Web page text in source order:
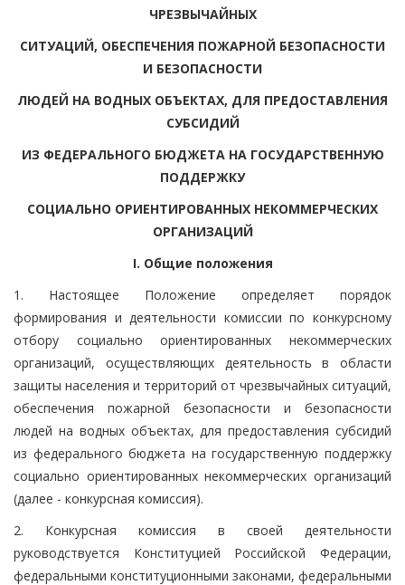
ЧРЕЗВЫЧАЙНЫХ
СИТУАЦИЙ, ОБЕСПЕЧЕНИЯ ПОЖАРНОЙ БЕЗОПАСНОСТИ
И БЕЗОПАСНОСТИ
ЛЮДЕЙ НА ВОДНЫХ ОБЪЕКТАХ, ДЛЯ ПРЕДОСТАВЛЕНИЯ
СУБСИДИЙ
ИЗ ФЕДЕРАЛЬНОГО БЮДЖЕТА НА ГОСУДАРСТВЕННУЮ
ПОДДЕРЖКУ
СОЦИАЛЬНО ОРИЕНТИРОВАННЫХ НЕКОММЕРЧЕСКИХ
ОРГАНИЗАЦИЙ
I. Общие положения
1. Настоящее Положение определяет порядок
формирования и деятельности комиссии по конкурсному
отбору социально ориентированных некоммерческих
организаций, осуществляющих деятельность в области
защиты населения и территорий от чрезвычайных ситуаций,
обеспечения пожарной безопасности и безопасности
людей на водных объектах, для предоставления субсидий
из федерального бюджета на государственную поддержку
социально ориентированных некоммерческих организаций
(далее - конкурсная комиссия).
2. Конкурсная комиссия в своей деятельности
руководствуется Конституцией Российской Федерации,
федеральными конституционными законами, федеральными